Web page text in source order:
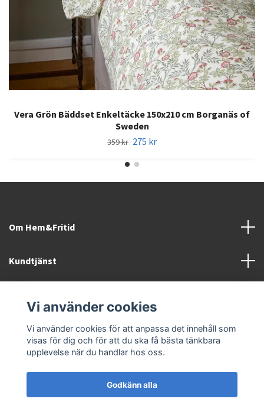
Vera Grön Bäddset Enkeltäcke 150x210 cm Borganäs of
Sweden
359 kr 275 kr
Om Hem&Fritid
Kundtjänst
Sociala medier
Vi använder cookies
Vi använder cookies för att anpassa det innehåll som
visas för dig och för att du ska få bästa tänkbara
upplevelse när du handlar hos oss.
Godkänn alla